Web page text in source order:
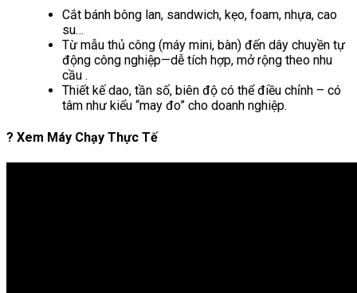
Cắt bánh bông lan, sandwich, kẹo, foam, nhựa, cao
su…
Từ mẫu thủ công (máy mini, bàn) đến dây chuyền tự
động công nghiệp—dễ tích hợp, mở rộng theo nhu
cầu .
Thiết kế dao, tần số, biên độ có thể điều chỉnh – có
tâm như kiểu “may đo” cho doanh nghiệp.
? Xem Máy Chạy Thực Tế